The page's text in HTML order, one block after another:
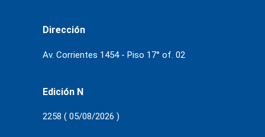
Dirección
Av. Corrientes 1454 - Piso 17° of. 02
Edición N
2258 ( 05/08/2026 )